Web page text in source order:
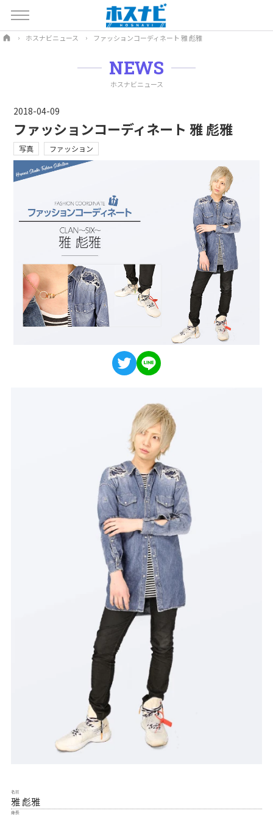
ホスナビニュース ファッションコーディネート 雅 彪雅
NEWS
ホスナビニュース
2018-04-09
ファッションコーディネート 雅 彪雅
写真 ファッション
名前
雅 彪雅
身長